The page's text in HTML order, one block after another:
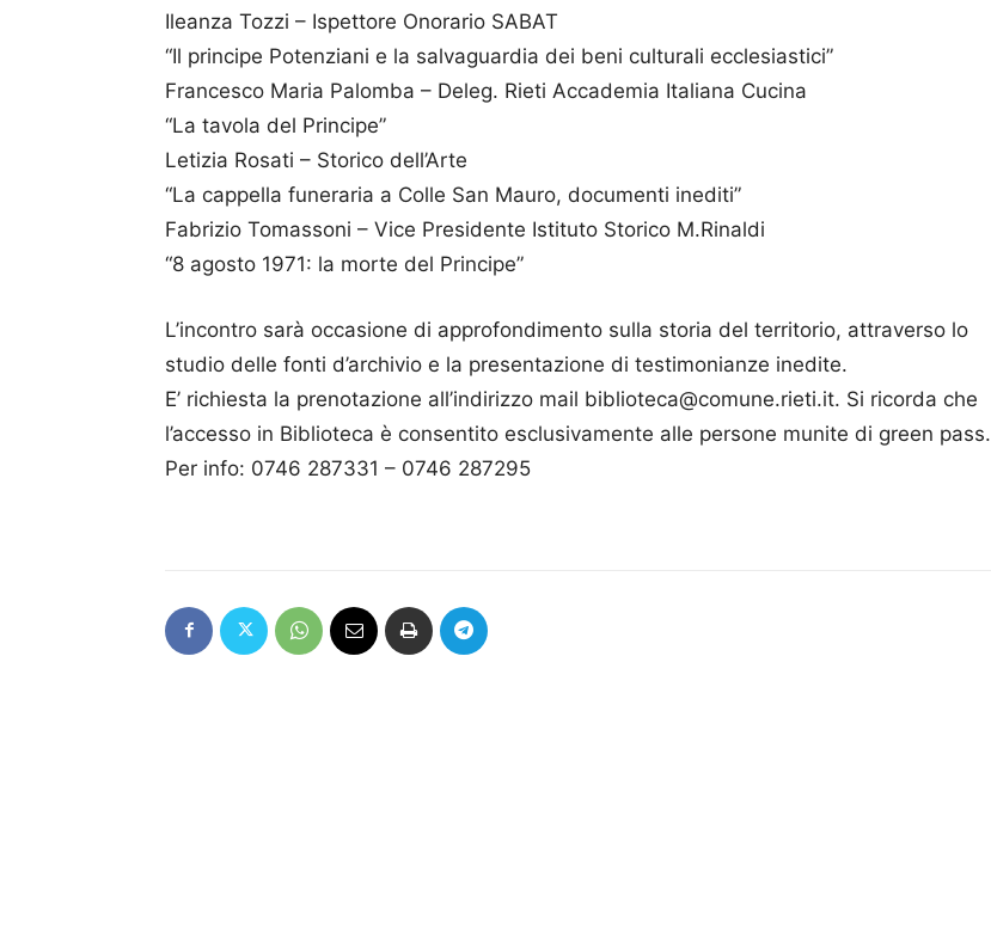
Ileanza Tozzi – Ispettore Onorario SABAT
“Il principe Potenziani e la salvaguardia dei beni culturali ecclesiastici”
Francesco Maria Palomba – Deleg. Rieti Accademia Italiana Cucina
“La tavola del Principe”
Letizia Rosati – Storico dell’Arte
“La cappella funeraria a Colle San Mauro, documenti inediti”
Fabrizio Tomassoni – Vice Presidente Istituto Storico M.Rinaldi
“8 agosto 1971: la morte del Principe”
L’incontro sarà occasione di approfondimento sulla storia del territorio, attraverso lo
studio delle fonti d’archivio e la presentazione di testimonianze inedite.
E’ richiesta la prenotazione all’indirizzo mail biblioteca@comune.rieti.it. Si ricorda che
l’accesso in Biblioteca è consentito esclusivamente alle persone munite di green pass.
Per info: 0746 287331 – 0746 287295